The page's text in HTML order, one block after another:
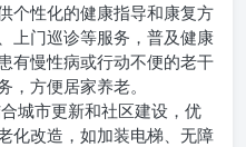
个性化的健康指导和康复方
上门巡诊等服务，普及健康
有慢性病或行动不便的老干
，方便居家养老。
城市更新和社区建设，优
化改造，如加装电梯、无障